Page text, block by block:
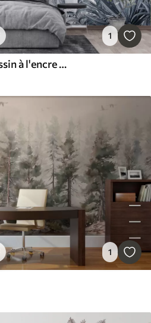
1
Murale Tropiques. Dessin à l'encre en couleurs bleues
1